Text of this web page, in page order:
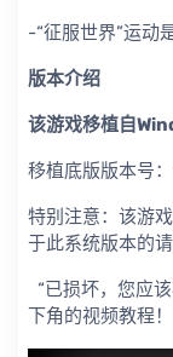
-“征服世界”运动
版本介绍
该游戏移植自
移植底版版本号：
特别注意：该游
于此系统版本的请
“已损坏，您应
下角的视频教程！